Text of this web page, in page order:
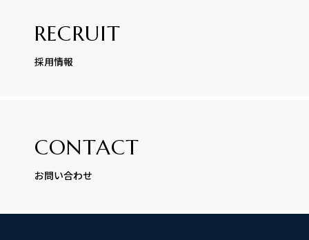
RECRUIT
採用情報
CONTACT
お問い合わせ